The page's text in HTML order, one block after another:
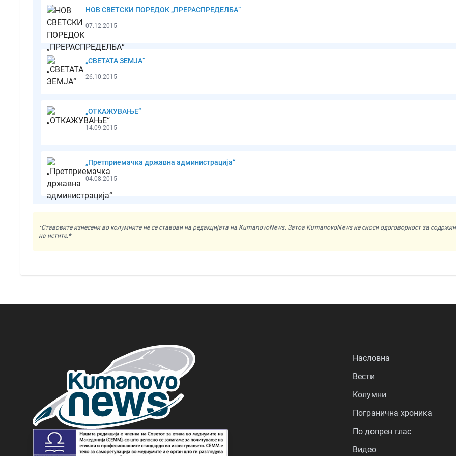
НОВ СВЕТСКИ ПОРЕДОК „ПРЕРАСПРЕДЕЛБА“
07.12.2015
„СВЕТАТА ЗЕМЈА“
26.10.2015
„ОТКАЖУВАЊЕ“
14.09.2015
„Претприемачка државна администрација“
04.08.2015
*Ставовите изнесени во колумните не се ставови на редакцијата на KumanovoNews. Затоа KumanovoNews не сноси одоговорност за
на истите.*
Насловна
Вести
Колумни
Погранична хроника
По допрен глас
Видео